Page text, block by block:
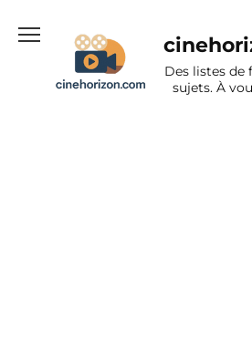
Des listes de
sujets. À